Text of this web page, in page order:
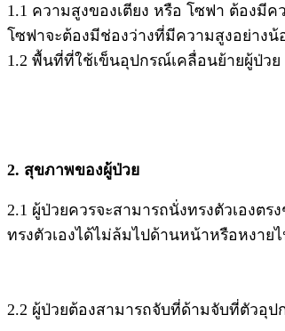
1.1 ความสูงของเตียง หรือ โซฟา ต้องมี
โซฟาจะต้องมีช่องว่างที่มีความสูงอย่างน้
1.2 พื้นที่ที่ใช้เข็นอุปกรณ์เคลื่อนย้ายผู้ป่วย
2. สุขภาพของผู้ป่วย
2.1 ผู้ป่วยควรจะสามารถนั่งทรงตัวเอง
ทรงตัวเองได้ไม่ล้มไปด้านหน้าหรือหงาย
2.2 ผู้ป่วยต้องสามารถจับที่ด้ามจับที่ตัวอุ